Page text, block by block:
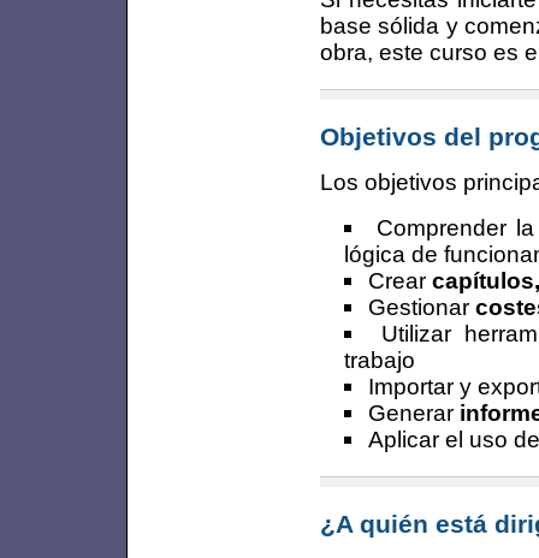
base sólida y
obra, este curso es
Objetivos del
Los objetivos
Comprender
lógica de
Crear
Gestionar
Utilizar
trabajo
Importar y
Generar
Aplicar el uso
¿A quién está